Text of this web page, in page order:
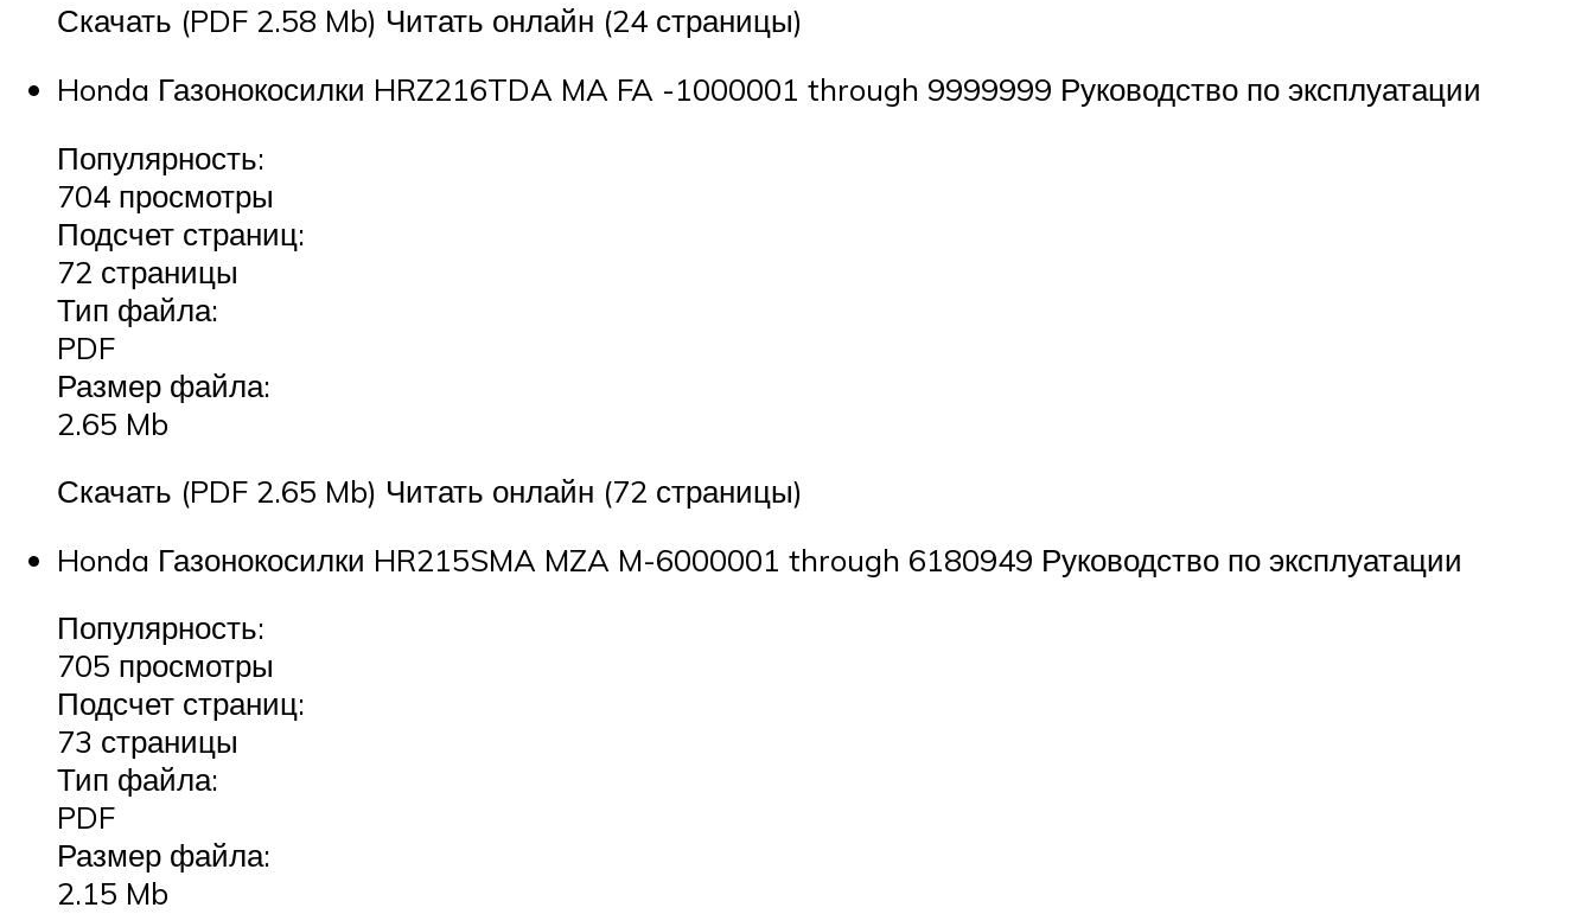
Скачать (PDF 2.58 Mb) Читать онлайн (24 страницы)
Honda Газонокосилки HRZ216TDA MA FA -1000001 through 9999999 Руководство по эксплуатации
Популярность:
704 просмотры
Подсчет страниц:
72 страницы
Тип файла:
PDF
Размер файла:
2.65 Mb
Скачать (PDF 2.65 Mb) Читать онлайн (72 страницы)
Honda Газонокосилки HR215SMA MZA M-6000001 through 6180949 Руководство по эксплуатации
Популярность:
705 просмотры
Подсчет страниц:
73 страницы
Тип файла:
PDF
Размер файла:
2.15 Mb